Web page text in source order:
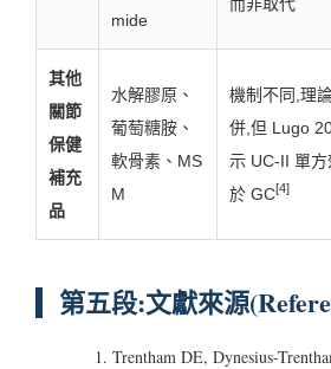
mide
其他
關節
保健
補充
品
水解膠原、
葡萄糖胺、
軟骨素、MS
M
機制不同,理
併,但 Lugo
示 UC-II 單
於 GC[4]
第五段:文獻來源
Trentham DE, Dynesius-